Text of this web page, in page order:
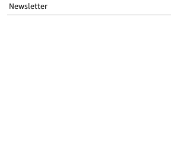
Newsletter